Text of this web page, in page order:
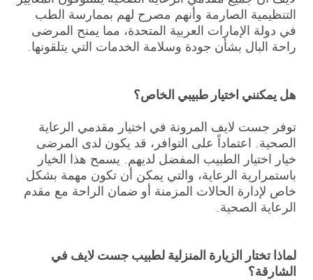
التنظيمية الصارمة وأنهم مصرح لهم بممارسة الطب
في دولة الإمارات العربية المتحدة، مما يمنح المرضى
راحة البال بشأن جودة وسلامة الخدمات التي يتلقونها.
هل يمكنني اختيار طبيبي الخاص؟
توفر جست لايف المرونة في اختيار مقدمي الرعاية
الصحية. اعتماداً على التوافر، قد يكون لدى المرضى
خيار اختيار الطبيب المفضل لديهم. يسمح هذا الخيار
باستمرارية الرعاية، والتي يمكن أن تكون مهمة بشكل
خاص لإدارة الحالات المزمنة أو ضمان الراحة مع مقدم
الرعاية الصحية.
لماذا تختار الزيارة المنزلية لطبيب جست لايف في
الشارقة؟